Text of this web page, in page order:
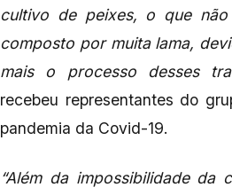
cultivo de peixes, o que
composto por muita lama,
mais o processo desses
recebeu representantes do
pandemia da Covid-19.
“Além da impossibilidade